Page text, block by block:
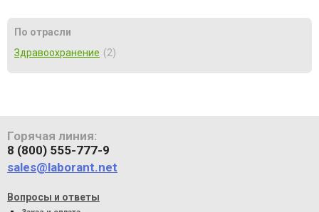
По отрасли
Здравоохранение
2
Горячая линия:
8 (800) 555-777-9
sales@laborant.net
Вопросы и ответы